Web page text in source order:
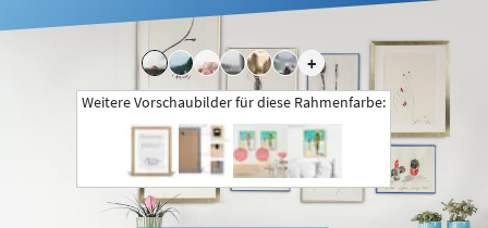
+
Weitere Vorschaubilder für diese Rahmenfarbe: